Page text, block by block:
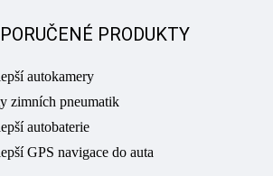
PRODUKTY
autokamery
zimních pneumatik
autobaterie
GPS navigace do auta